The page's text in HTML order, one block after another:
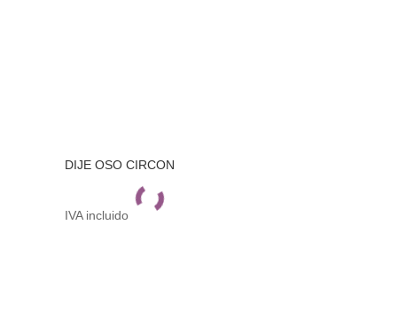
DIJE OSO CIRCON
IVA incluido